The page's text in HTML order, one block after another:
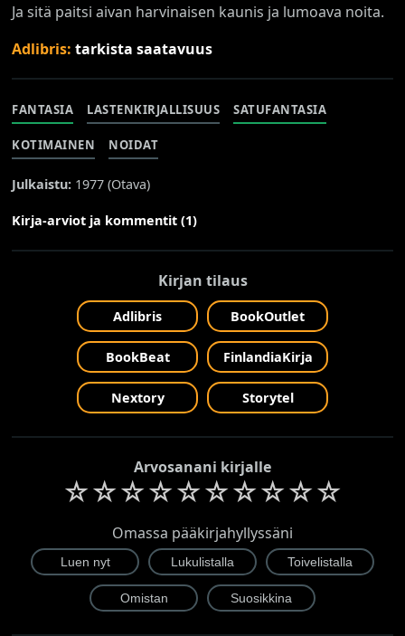
Ja sitä paitsi aivan harvinaisen kaunis ja lumoava noita.
Adlibris:tarkista saatavuus
FANTASIA LASTENKIRJALLISUUS SATUFANTASIA
KOTIMAINEN NOIDAT
Julkaistu: 1977 (Otava)
Kirja-arviot ja kommentit (1)
Kirjan tilaus
Adlibris BookOutlet
BookBeat FinlandiaKirja
Nextory Storytel
Arvosanani kirjalle
☆☆☆☆☆☆☆☆☆☆
Omassa pääkirjahyllyssäni